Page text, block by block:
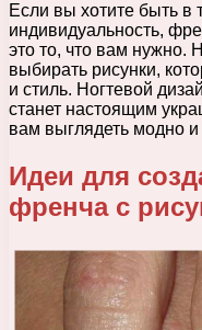
Если вы хотите быть в
индивидуальность,
это то, что вам нужно.
выбирать рисунки,
и стиль. Ногтевой
станет настоящим
вам выглядеть модно
Идеи для
френча с